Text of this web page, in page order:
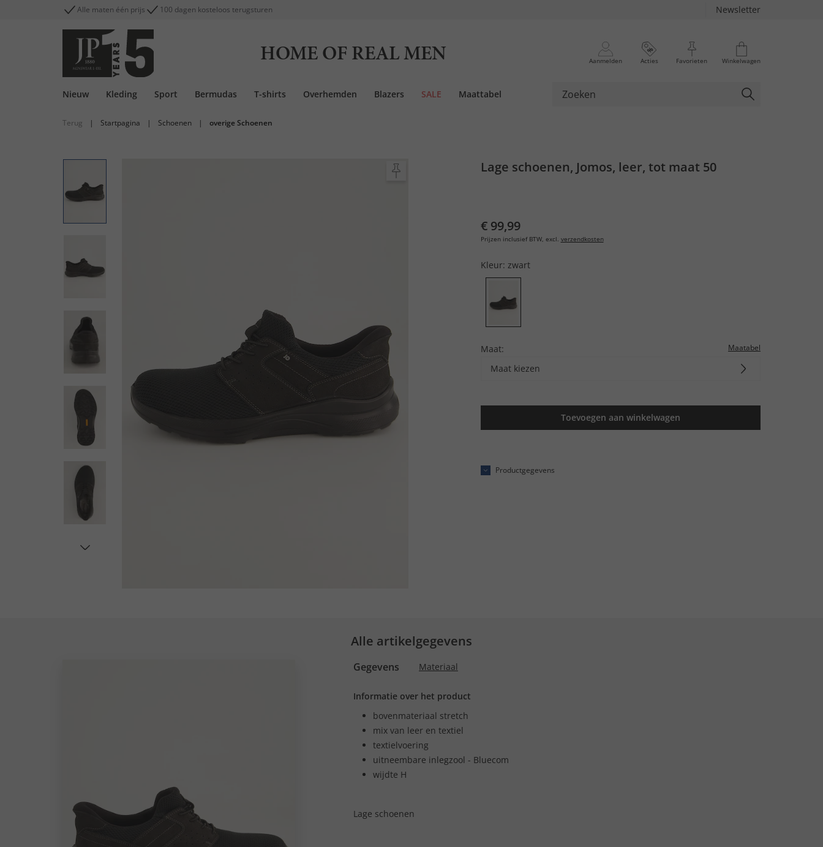
Alle maten één prijs 100 dagen kosteloos terugsturen Newsletter
HOME OF REAL MEN Aanmelden Acties Favorieten Winkelwagen
Nieuw Kleding Sport Bermudas T-shirts Overhemden Blazers SALE Maattabel
Terug | Startpagina | Schoenen | overige Schoenen
Lage schoenen, Jomos, leer, tot maat 50
€ 99,99
Prijzen inclusief BTW, excl. verzendkosten
Kleur: zwart
Maat: Maatabel
Maat kiezen
Toevoegen aan winkelwagen
Productgegevens
Alle artikelgegevens
Gegevens Materiaal
Informatie over het product
bovenmateriaal stretch
mix van leer en textiel
textielvoering
uitneembare inlegzool - Bluecom
wijdte H
Lage schoenen